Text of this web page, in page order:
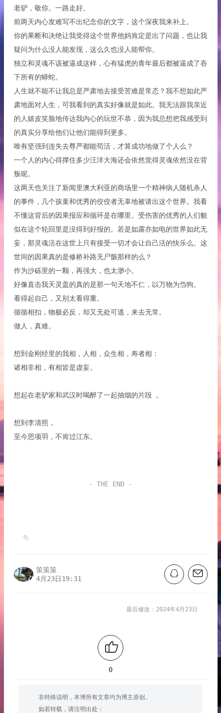
老驴，敬你。一路走好。
前两天内心发难写不出纪念你的文字，这个深夜我来补上。
你的果断和决绝让我觉得这个世界他妈肯定是出了问题，也让我
疑问为什么没人能发现，这么久也没人能帮你。
独立和灵魂不该被逼成这样，心有猛虎的青年最后都被逼成了吞
下所有的蟒蛇。
人生就不能不让我总是严肃地去接受苦难是常态？我不想如此严
肃地面对人生，可我看到的真实好像就是如此。我无法跟我亲近
的人嬉皮笑脸地传达我内心的玩世不恭，因为我总想把我感受到
的真实分享给他们让他们能得到更多。
唯有坚强到连失去尊严都能苟活，才算成功地做了个人么？
一个人的内心得撑住多少汪洋大海还会依然觉得灵魂依然没在背
叛呢。
这两天也关注了新闻里澳大利亚的商场里一个精神病人随机杀人
的事件，几个孩童和优秀的佼佼者无辜地被请出这个世界。我看
不懂这背后的因果报应和循环是在哪里。受伤害的优秀的人们貌
似在这个轮回里是没得到好报的。若是如露亦如电的世界如此无
妄，那灵魂活在这世上只有接受一切才会让自己活的快乐么。这
世间的因果真的是修桥补路无尸骸那样的么？
作为沙砾里的一颗，再强大，也太渺小。
好像直击我天灵盖的真的是那一句天地不仁，以万物为刍狗。
看得起自己，又别太看得重。
循循相扣，物极必反，却又无处可逃，来去无常。
做人，真难。
想到金刚经里的我相，人相，众生相，寿者相：
诸相非相，有相皆是虚妄。
想起在老驴家和武汉时喝醉了一起抽烟的片段 。
想到李清照，
至今思项羽，不肯过江东。
- THE END -
策策策
4月23日19:31
最后修改：2024年4月23日
0
非特殊说明，本博所有文章均为博主原创。
如若转载，请注明出处：